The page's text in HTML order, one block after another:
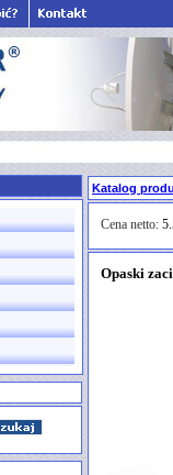
Katalog
Cena netto:
Opaski